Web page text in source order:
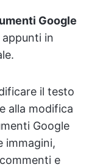
Google
in
il testo
alla modifica
Google
immagini,
e